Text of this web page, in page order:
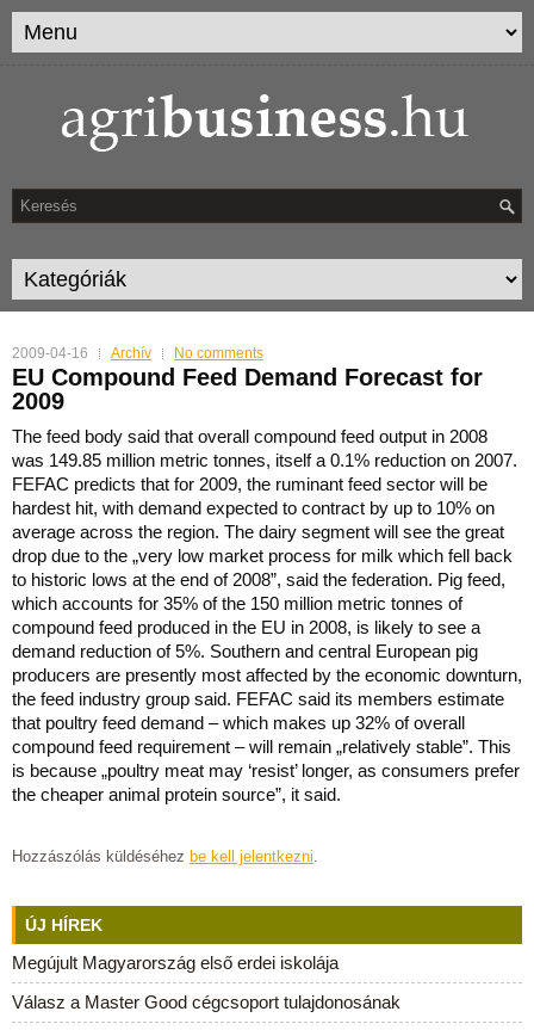
2009-04-16 Archív No comments
EU Compound Feed Demand Forecast for
2009
The feed body said that overall compound feed output in 2008
was 149.85 million metric tonnes, itself a 0.1% reduction on 2007.
FEFAC predicts that for 2009, the ruminant feed sector will be
hardest hit, with demand expected to contract by up to 10% on
average across the region. The dairy segment will see the great
drop due to the „very low market process for milk which fell back
to historic lows at the end of 2008”, said the federation. Pig feed,
which accounts for 35% of the 150 million metric tonnes of
compound feed produced in the EU in 2008, is likely to see a
demand reduction of 5%. Southern and central European pig
producers are presently most affected by the economic downturn,
the feed industry group said. FEFAC said its members estimate
that poultry feed demand – which makes up 32% of overall
compound feed requirement – will remain „relatively stable”. This
is because „poultry meat may ‘resist’ longer, as consumers prefer
the cheaper animal protein source”, it said.
Hozzászólás küldéséhez be kell jelentkezni.
ÚJ HÍREK
Megújult Magyarország első erdei iskolája
Válasz a Master Good cégcsoport tulajdonosának